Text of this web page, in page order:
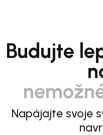
Budujte
Napájajte svoje